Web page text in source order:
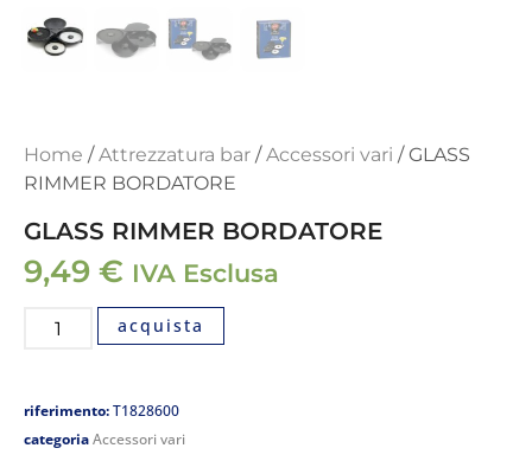
Home /Attrezzatura bar /Accessori vari / GLASS
RIMMER BORDATORE
GLASS RIMMER BORDATORE
9,49 € IVA Esclusa
acquista
riferimento:T1828600
categoriaAccessori vari